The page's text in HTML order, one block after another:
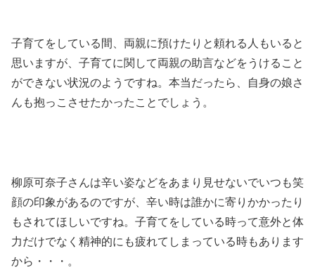
子育てをしている間、両親に預けたりと頼れる人もいると
思いますが、子育てに関して両親の助言などをうけること
ができない状況のようですね。本当だったら、自身の娘さ
んも抱っこさせたかったことでしょう。
柳原可奈子さんは辛い姿などをあまり見せないでいつも笑
顔の印象があるのですが、辛い時は誰かに寄りかかったり
もされてほしいですね。子育てをしている時って意外と体
力だけでなく精神的にも疲れてしまっている時もあります
から・・・。